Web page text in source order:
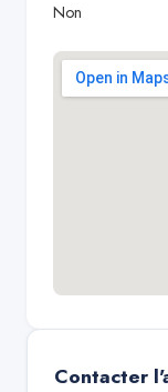
Non
Contacter